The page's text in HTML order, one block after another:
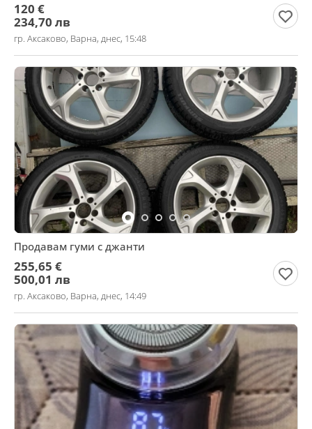
120 €
234,70 лв
гр. Аксаково, Варна, днес, 15:48
Продавам гуми с джанти
255,65 €
500,01 лв
гр. Аксаково, Варна, днес, 14:49